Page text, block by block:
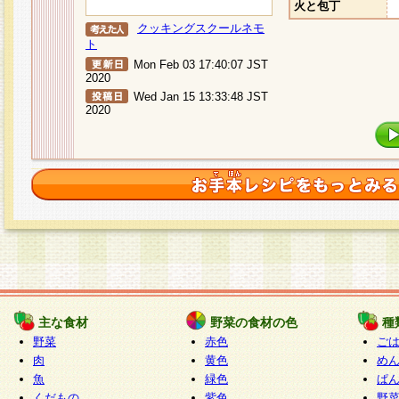
クッキングスクールネモ
ト
Mon Feb 03 17:40:07 JST
2020
Wed Jan 15 13:33:48 JST
2020
火と包丁
主な食材
野菜
肉
魚
野菜の食材の色
赤色
黄色
緑色
種
ご
めん
ぱん